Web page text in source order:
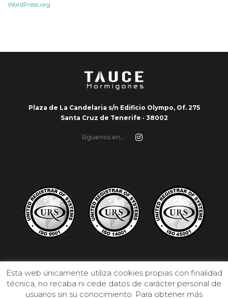
WordPress.org
Plaza de La Candelaria s/n Edificio Olympo, Of. 275
Santa Cruz de Tenerife · 38002
Síguenos en...
Esta web únicamente utiliza cookies propias con finalidad
técnica, no recaba ni cede datos de carácter personal de
usuarios sin su conocimiento. Para obtener más